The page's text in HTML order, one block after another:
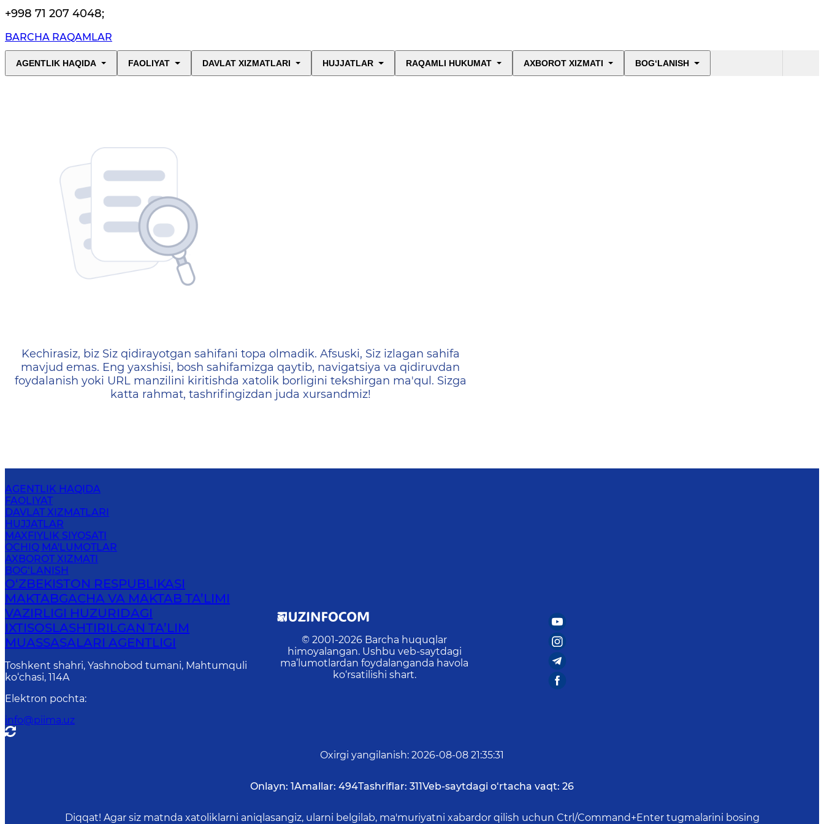
+998 71 207 4048;
BARCHA RAQAMLAR
AGENTLIK HAQIDA FAOLIYAT DAVLAT XIZMATLARI HUJJATLAR RAQAMLI HUKUMAT AXBOROT XIZMATI BOG‘LANISH
404 — Страница не найдена
Kechirasiz, biz Siz qidirayotgan sahifani topa olmadik. Afsuski, Siz izlagan sahifa
mavjud emas. Eng yaxshisi, bosh sahifamizga qaytib, navigatsiya va qidiruvdan
foydalanish yoki URL manzilini kiritishda xatolik borligini tekshirgan ma'qul. Sizga
katta rahmat, tashrifingizdan juda xursandmiz!
AGENTLIK HAQIDA
FAOLIYAT
DAVLAT XIZMATLARI
HUJJATLAR
MAXFIYLIK SIYOSATI
OCHIQ MA'LUMOTLAR
AXBOROT XIZMATI
BOG‘LANISH
O‘ZBEKISTON RESPUBLIKASI
MAKTABGACHA VA MAKTAB TA’LIMI
VAZIRLIGI HUZURIDAGI
IXTISOSLASHTIRILGAN TA’LIM
MUASSASALARI AGENTLIGI
Toshkent shahri, Yashnobod tumani, Mahtumquli
ko‘chasi, 114A
Elektron pochta:
info@piima.uz
© 2001-2026 Barcha huquqlar
himoyalangan. Ushbu veb-saytdagi
ma’lumotlardan foydalanganda havola
ko‘rsatilishi shart.
Oxirgi yangilanish: 2026-08-08 21:35:31
Onlayn: 1Amallar: 494Tashriflar: 311Veb-saytdagi o‘rtacha vaqt: 26
Diqqat! Agar siz matnda xatoliklarni aniqlasangiz, ularni belgilab, ma'muriyatni xabardor qilish uchun Ctrl/Command+Enter tugmalarini bosing